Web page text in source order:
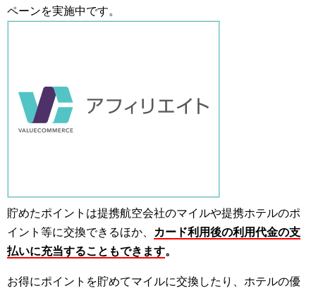
ペーンを実施中です。
貯めたポイントは提携航空会社のマイルや提携ホテルのポ
イント等に交換できるほか、
カード利用後の利用代金の支
払いに充当することもできます。
お得にポイントを貯めてマイルに交換したり、ホテルの優